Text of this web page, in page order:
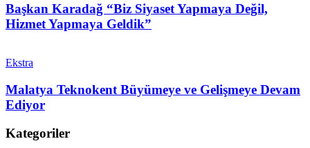
Başkan Karadağ “Biz Siyaset Yapmaya Değil,
Hizmet Yapmaya Geldik”
Ekstra
Malatya Teknokent Büyümeye ve Gelişmeye Devam
Ediyor
Kategoriler